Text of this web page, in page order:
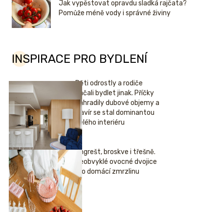
Jak vypěstovat opravdu sladká rajčata?
Pomůže méně vody i správné živiny
INSPIRACE PRO BYDLENÍ
Děti odrostly a rodiče
začali bydlet jinak. Příčky
nahradily dubové objemy a
klavír se stal dominantou
celého interiéru
Angrešt, broskve i třešně.
Neobvyklé ovocné dvojice
pro domácí zmrzlinu